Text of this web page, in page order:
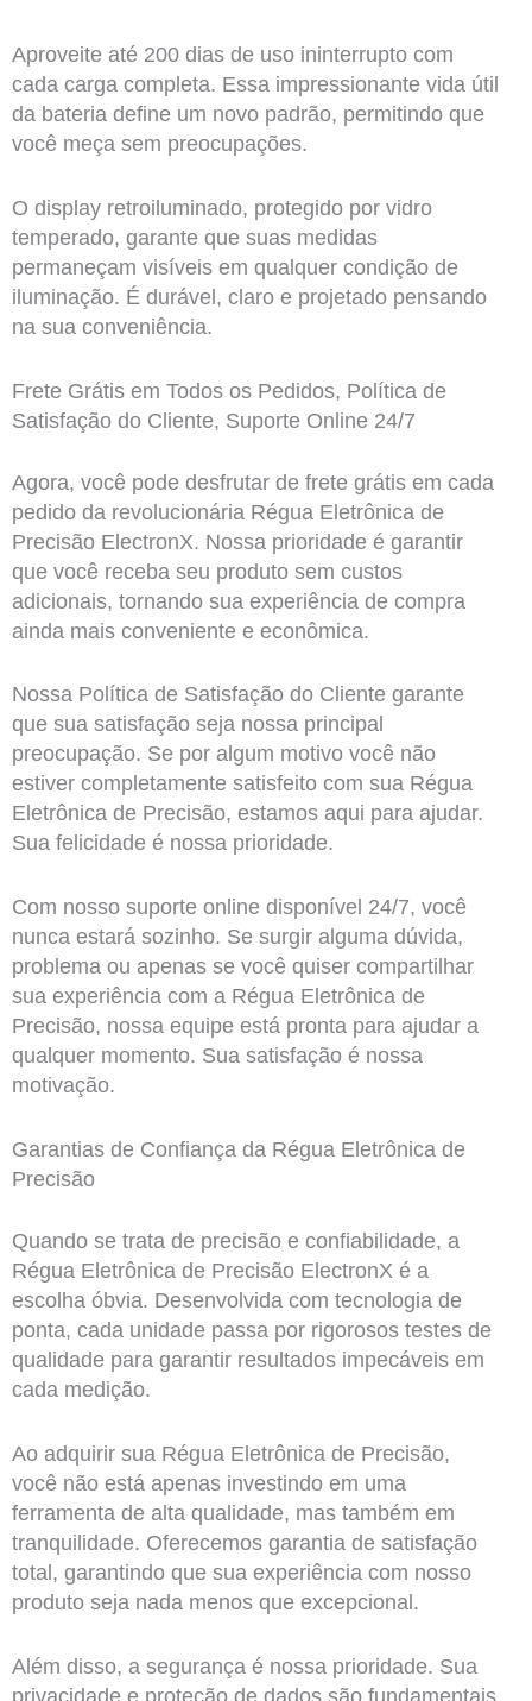
Aproveite até 200 dias de uso ininterrupto com
cada carga completa. Essa impressionante vida útil
da bateria define um novo padrão, permitindo que
você meça sem preocupações.
O display retroiluminado, protegido por vidro
temperado, garante que suas medidas
permaneçam visíveis em qualquer condição de
iluminação. É durável, claro e projetado pensando
na sua conveniência.
Frete Grátis em Todos os Pedidos, Política de
Satisfação do Cliente, Suporte Online 24/7
Agora, você pode desfrutar de frete grátis em cada
pedido da revolucionária Régua Eletrônica de
Precisão ElectronX. Nossa prioridade é garantir
que você receba seu produto sem custos
adicionais, tornando sua experiência de compra
ainda mais conveniente e econômica.
Nossa Política de Satisfação do Cliente garante
que sua satisfação seja nossa principal
preocupação. Se por algum motivo você não
estiver completamente satisfeito com sua Régua
Eletrônica de Precisão, estamos aqui para ajudar.
Sua felicidade é nossa prioridade.
Com nosso suporte online disponível 24/7, você
nunca estará sozinho. Se surgir alguma dúvida,
problema ou apenas se você quiser compartilhar
sua experiência com a Régua Eletrônica de
Precisão, nossa equipe está pronta para ajudar a
qualquer momento. Sua satisfação é nossa
motivação.
Garantias de Confiança da Régua Eletrônica de
Precisão
Quando se trata de precisão e confiabilidade, a
Régua Eletrônica de Precisão ElectronX é a
escolha óbvia. Desenvolvida com tecnologia de
ponta, cada unidade passa por rigorosos testes de
qualidade para garantir resultados impecáveis em
cada medição.
Ao adquirir sua Régua Eletrônica de Precisão,
você não está apenas investindo em uma
ferramenta de alta qualidade, mas também em
tranquilidade. Oferecemos garantia de satisfação
total, garantindo que sua experiência com nosso
produto seja nada menos que excepcional.
Além disso, a segurança é nossa prioridade. Sua
privacidade e proteção de dados são fundamentais